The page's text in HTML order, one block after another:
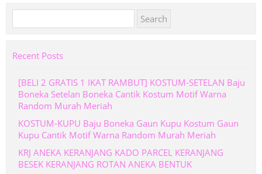
for:
Recent Posts
[BELI 2 GRATIS 1 IKAT RAMBUT] KOSTUM-SETELAN Baju
Boneka Setelan Boneka Cantik Kostum Motif Warna
Random Murah Meriah
KOSTUM-KUPU Baju Boneka Gaun Kupu Kostum Gaun
Kupu Cantik Motif Warna Random Murah Meriah
KRJ ANEKA KERANJANG KADO PARCEL KERANJANG
BESEK KERANJANG ROTAN ANEKA BENTUK